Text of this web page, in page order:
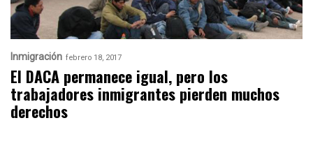
Inmigración febrero 18, 2017
El DACA permanece igual, pero los
trabajadores inmigrantes pierden muchos
derechos